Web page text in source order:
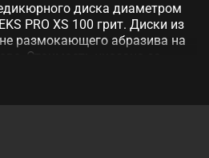
диска диаметром
PRO XS 100 грит. Диски из
размокающего абразива на
Стоимость указана за